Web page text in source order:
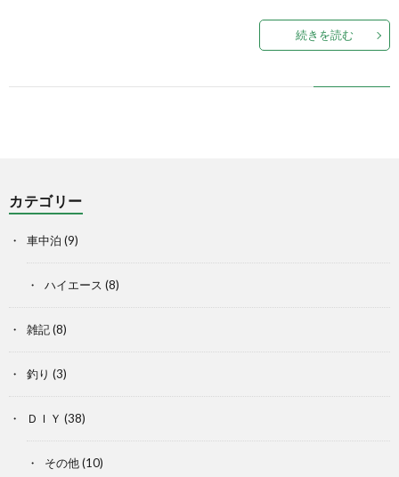
続きを読む
カテゴリー
車中泊 (9)
ハイエース (8)
雑記(8)
釣り (3)
ＤＩＹ (38)
その他(10)